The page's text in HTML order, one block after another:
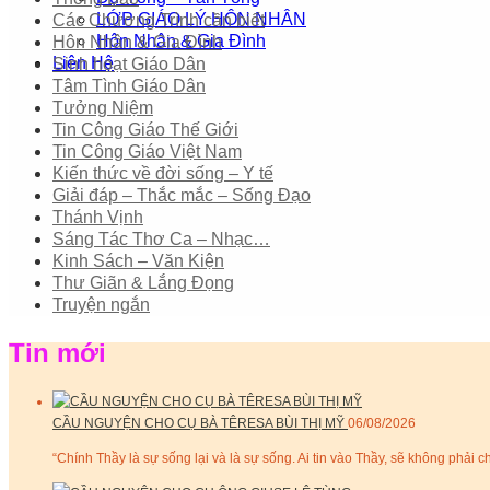
LỚP GIÁO LÝ HÔN NHÂN
Hôn Nhân & Gia Đình
Liên Hệ
Các Chương Trình cần biết
Hôn Nhân & Gia Đình
Sinh hoạt Giáo Dân
Tâm Tình Giáo Dân
Tưởng Niệm
Tin Công Giáo Thế Giới
Tin Công Giáo Việt Nam
Kiến thức về đời sống – Y tế
Giải đáp – Thắc mắc – Sống Đạo
Thánh Vịnh
Sáng Tác Thơ Ca – Nhạc…
Kinh Sách – Văn Kiện
Thư Giãn & Lắng Đọng
Truyện ngắn
Tin mới
CẦU NGUYỆN CHO CỤ BÀ TÊRESA BÙI THỊ MỸ 06/08/2026
“Chính Thầy là sự sống lại và là sự sống. Ai tin vào Thầy, sẽ không phải